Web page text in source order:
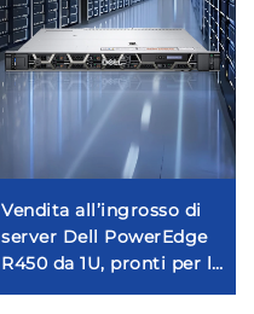
Vendita all’ingrosso di
server Dell PowerEdge
R450 da 1U, pronti per la
spedizione, provenienti